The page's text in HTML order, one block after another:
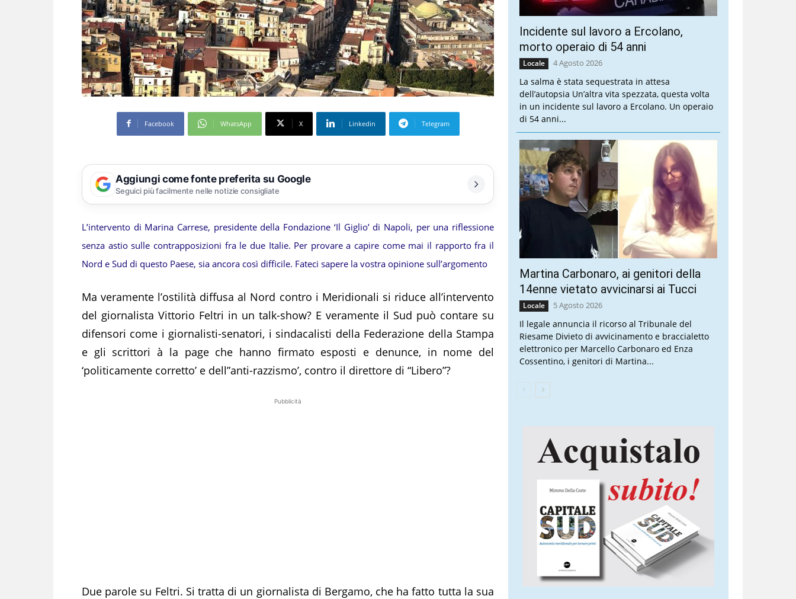
Facebook WhatsApp X Linkedin Telegram
Aggiungi come fonte preferita su Google
Seguici più facilmente nelle notizie consigliate
L’intervento di Marina Carrese, presidente della Fondazione ‘Il Giglio’ di Napoli, per una riflessione
senza astio sulle contrapposizioni fra le due Italie. Per provare a capire come mai il rapporto fra il
Nord e Sud di questo Paese, sia ancora così difficile. Fateci sapere la vostra opinione sull’argomento
Ma veramente l’ostilità diffusa al Nord contro i Meridionali si riduce all’intervento
del giornalista Vittorio Feltri in un talk-show? E veramente il Sud può contare su
difensori come i giornalisti-senatori, i sindacalisti della Federazione della Stampa
e gli scrittori à la page che hanno firmato esposti e denunce, in nome del
‘politicamente corretto’ e dell”anti-razzismo’, contro il direttore di “Libero”?
Pubblicità
Due parole su Feltri. Si tratta di un giornalista di Bergamo, che ha fatto tutta la sua
Incidente sul lavoro a Ercolano,
morto operaio di 54 anni
Locale 4 Agosto 2026
La salma è stata sequestrata in attesa
dell’autopsia Un’altra vita spezzata, questa volta
in un incidente sul lavoro a Ercolano. Un operaio
di 54 anni...
Martina Carbonaro, ai genitori della
14enne vietato avvicinarsi ai Tucci
Locale 5 Agosto 2026
Il legale annuncia il ricorso al Tribunale del
Riesame Divieto di avvicinamento e braccialetto
elettronico per Marcello Carbonaro ed Enza
Cossentino, i genitori di Martina...